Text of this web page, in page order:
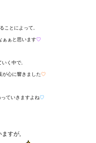
ことによって,
ぁぁと思います♡
いく中で,
が心に響きました♡
ていきますよね♡
ますが,